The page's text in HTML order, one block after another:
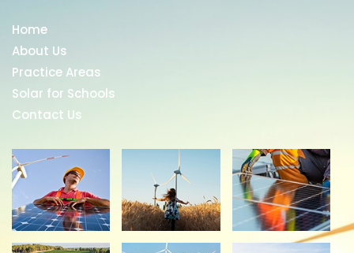
Home
About Us
Practice Areas
Solar for Schools
Contact Us